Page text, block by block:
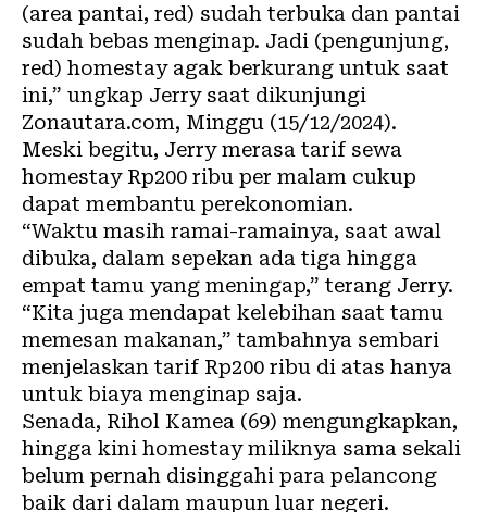
(area pantai, red) sudah terbuka dan pantai
sudah bebas menginap. Jadi (pengunjung,
red) homestay agak berkurang untuk saat
ini,” ungkap Jerry saat dikunjungi
Zonautara.com, Minggu (15/12/2024).
Meski begitu, Jerry merasa tarif sewa
homestay Rp200 ribu per malam cukup
dapat membantu perekonomian.
“Waktu masih ramai-ramainya, saat awal
dibuka, dalam sepekan ada tiga hingga
empat tamu yang meningap,” terang Jerry.
“Kita juga mendapat kelebihan saat tamu
memesan makanan,” tambahnya sembari
menjelaskan tarif Rp200 ribu di atas hanya
untuk biaya menginap saja.
Senada, Rihol Kamea (69) mengungkapkan,
hingga kini homestay miliknya sama sekali
belum pernah disinggahi para pelancong
baik dari dalam maupun luar negeri.